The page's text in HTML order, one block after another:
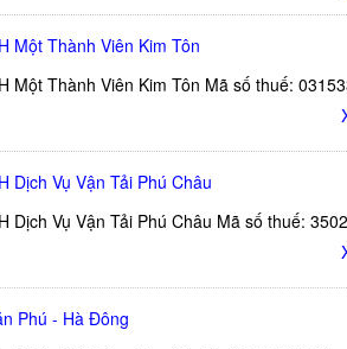
Một Thành Viên Kim Tôn
Một Thành Viên Kim Tôn Mã số thuế:
Dịch Vụ Vận Tải Phú Châu
Dịch Vụ Vận Tải Phú Châu Mã số thuế:
Phú - Hà Đông